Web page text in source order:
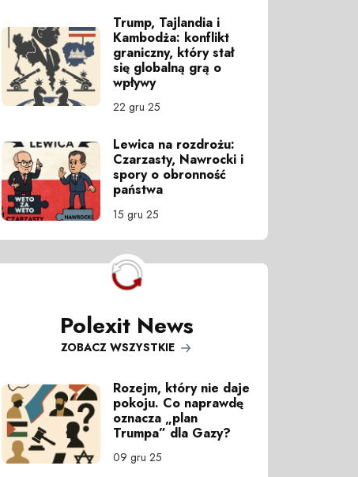
Trump, Tajlandia i
Kambodża: konflikt
graniczny, który stał
się globalną grą o
wpływy
22 gru 25
Lewica na rozdrożu:
Czarzasty, Nawrocki i
spory o obronność
państwa
15 gru 25
Polexit News
ZOBACZ WSZYSTKIE
Rozejm, który nie daje
pokoju. Co naprawdę
oznacza „plan
Trumpa” dla Gazy?
09 gru 25